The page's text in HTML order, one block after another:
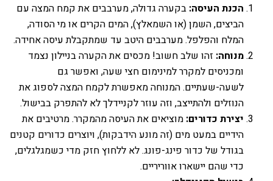
הכנת העיסה: בקערה גדולה, מערבבים את קמח המצה עם
הביצים, השמן (או השמאלץ), המים הקרים או מי הסודה,
המלח והפלפל. מערבבים היטב עד שמתקבלת עיסה אחידה.
מנוחה: זהו שלב חשוב! מכסים את הקערה בניילון נצמד
ומכניסים למקרר למינימום חצי שעה, ואפשר גם
לשעה-שעתיים. המנוחה מאפשרת לקמח המצה לספוג את
הנוזלים ולהתייצב, וזה עוזר לקניידלך לא להתפרק בבישול.
יצירת כדורים: מוציאים את העיסה מהמקרר. מרטיבים את
הידיים במעט מים (זה מונע הידבקות), ויוצרים כדורים קטנים
בגודל של כדור פינג-פונג. לא ללחוץ חזק מדי כשמגלגלים,
כדי שהם יישארו אווריריים.